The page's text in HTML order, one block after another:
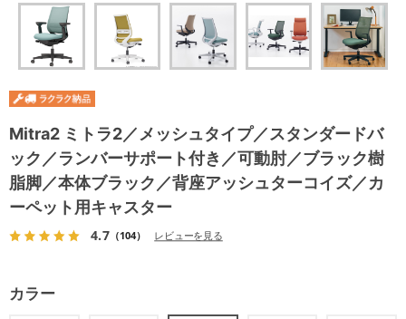
Mitra2 ミトラ2／メッシュタイプ／スタンダードバ
ック／ランバーサポート付き／可動肘／ブラック樹
脂脚／本体ブラック／背座アッシュターコイズ／カ
ーペット用キャスター
4.7（104） レビューを見る
カラー